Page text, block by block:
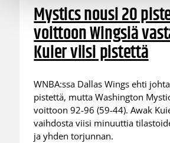
Mystics nousi 20
voittoon Wingsiä
Kuier viisi pistettä
WNBA:ssa Dallas Wings ehti
pistettä, mutta Washington
voittoon 92-96 (59-44). Awak
vaihdosta viisi minuuttia
ja yhden torjunnan.